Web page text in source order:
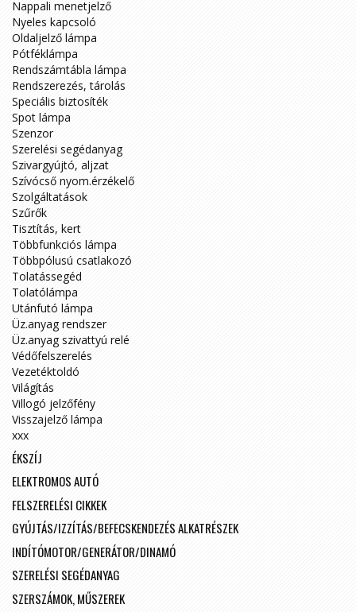
Nappali menetjelző
Nyeles kapcsoló
Oldaljelző lámpa
Pótféklámpa
Rendszámtábla lámpa
Rendszerezés, tárolás
Speciális biztosíték
Spot lámpa
Szenzor
Szerelési segédanyag
Szivargyújtó, aljzat
Szívócső nyom.érzékelő
Szolgáltatások
Szűrők
Tisztítás, kert
Többfunkciós lámpa
Többpólusú csatlakozó
Tolatássegéd
Tolatólámpa
Utánfutó lámpa
Üz.anyag rendszer
Üz.anyag szivattyú relé
Védőfelszerelés
Vezetéktoldó
Világítás
Villogó jelzőfény
Visszajelző lámpa
xxx
ÉKSZÍJ
ELEKTROMOS AUTÓ
FELSZERELÉSI CIKKEK
GYÚJTÁS/IZZÍTÁS/BEFECSKENDEZÉS ALKATRÉSZEK
INDÍTÓMOTOR/GENERÁTOR/DINAMÓ
SZERELÉSI SEGÉDANYAG
SZERSZÁMOK, MŰSZEREK